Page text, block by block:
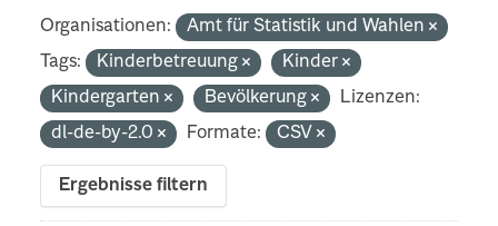
Organisationen:
Amt für Statistik und Wahlen
Tags:
Kinderbetreuung
Kinder
Kindergarten
Bevölkerung
Lizenzen:
dl-de-by-2.0
Formate: CSV
Ergebnisse filtern